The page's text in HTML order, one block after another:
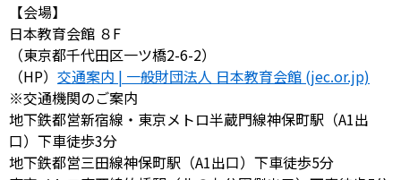
【会場】
日本教育会館 ８F
（東京都千代田区一ツ橋2-6-2）
（HP） 交通案内 | 一般財団法人 日本教育会館 (jec.or.jp)
※交通機関のご案内
地下鉄都営新宿線・東京メトロ半蔵門線神保町駅（A1出
口）下車徒歩3分
地下鉄都営三田線神保町駅（A1出口）下車徒歩5分